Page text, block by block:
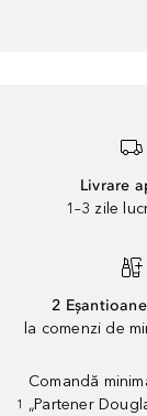
Livrare
1–3 zile
2
la comenzi de
1
Comandă
„Partener